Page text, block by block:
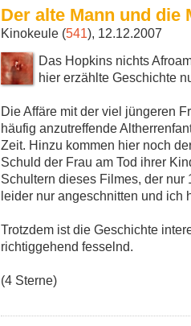
Der alte Mann und die
Kinokeule (541), 12.12.2007
Das Hopkins nichts
hier erzählte Geschichte
Die Affäre mit der viel jüngeren
häufig anzutreffende
Zeit. Hinzu kommen hier noch
Schuld der Frau am Tod ihrer
Schultern dieses Filmes, der
leider nur angeschnitten und ich
Trotzdem ist die Geschichte
richtiggehend fesselnd.
(4 Sterne)